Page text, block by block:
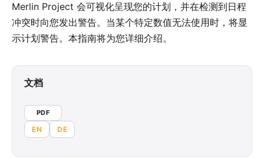
Merlin Project 会可视化呈现您的计划，并在检测到日程
冲突时向您发出警告。当某个特定数值无法使用时，将显
示计划警告。本指南将为您详细介绍。
文档
PDF
EN DE